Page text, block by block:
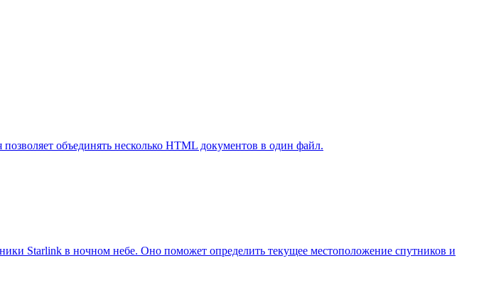
объединять несколько HTML документов в один файл.
Starlink в ночном небе. Оно поможет определить текущее местоположение спутников и